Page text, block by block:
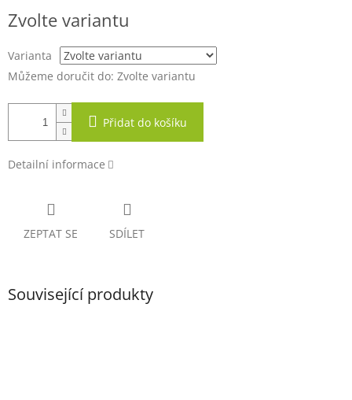
cena:
Zvolte variantu
Varianta
Můžeme doručit do: Zvolte variantu
Přidat do košíku
Detailní informace
ZEPTAT SE SDÍLET
Související produkty